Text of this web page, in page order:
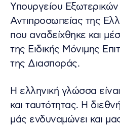
Υπουργείου Εξωτερικών
Αντιπροσωπείας της
που αναδείχθηκε και
της Ειδικής Μόνιμης
της Διασποράς.
Η ελληνική γλώσσα
και ταυτότητας. Η
μάς ενδυναμώνει και